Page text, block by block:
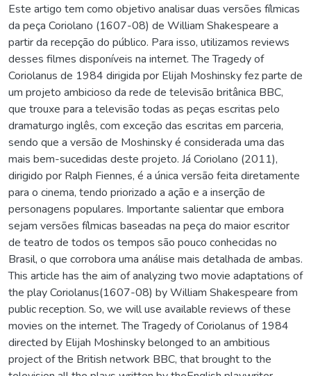
Este artigo tem como objetivo analisar duas versões fílmicas
da peça Coriolano (1607-08) de William Shakespeare a
partir da recepção do público. Para isso, utilizamos reviews
desses filmes disponíveis na internet. The Tragedy of
Coriolanus de 1984 dirigida por Elijah Moshinsky fez parte de
um projeto ambicioso da rede de televisão britânica BBC,
que trouxe para a televisão todas as peças escritas pelo
dramaturgo inglês, com exceção das escritas em parceria,
sendo que a versão de Moshinsky é considerada uma das
mais bem-sucedidas deste projeto. Já Coriolano (2011),
dirigido por Ralph Fiennes, é a única versão feita diretamente
para o cinema, tendo priorizado a ação e a inserção de
personagens populares. Importante salientar que embora
sejam versões fílmicas baseadas na peça do maior escritor
de teatro de todos os tempos são pouco conhecidas no
Brasil, o que corrobora uma análise mais detalhada de ambas.
This article has the aim of analyzing two movie adaptations of
the play Coriolanus(1607-08) by William Shakespeare from
public reception. So, we will use available reviews of these
movies on the internet. The Tragedy of Coriolanus of 1984
directed by Elijah Moshinsky belonged to an ambitious
project of the British network BBC, that brought to the